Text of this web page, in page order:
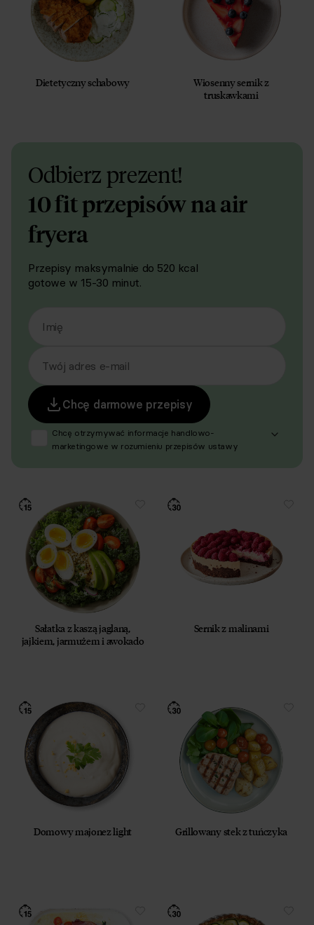
Dietetyczny schabowy
Wiosenny sernik z
truskawkami
Odbierz prezent!
10 fit przepisów na air
fryera
Przepisy maksymalnie do 520 kcal
gotowe w 15-30 minut.
Imię
Twój adres e-mail
Chcę darmowe przepisy
Chcę otrzymywać informacje handlowo-
marketingowe w rozumieniu przepisów ustawy
dotyczących oferty Respo Wrzosek Witkowski SK,
Respo Wydawnictwo S.C. oraz RespoMed sp.z o.o.,
TEKA TRADE sp. z o.o. W związku z tym wyrażam
zgodę na przetwarzanie moich danych osobowych
w celu prowadzenia marketingu bezpośredniego
drogą elektroniczną, zgodnie z art. 6 ust. 1 lit a RODO,
a także komunikację/przesyłanie informacji
handlowych drogą elektroniczną, zgodnie z art. 398
ustawy Prawo komunikacji elektronicznej z dnia
prowadzenia marketingu bezpośredniego drogą
elektroniczną za pośrednictwem wiadomości e‑mail,
Przyjmuję do wiadomości, że przysługuje mi prawo
do wycofania powyższej zgody w każdym czasie.
Zobacz, jak przetwarzamy Twoje dane osobowe.
Zapoznaj się z naszą
Polityką prywatnościRespo
Sałatka z kaszą jaglaną,
jajkiem, jarmużem i awokado
Sernik z malinami
Domowy majonez light Grillowany stek z tuńczyka